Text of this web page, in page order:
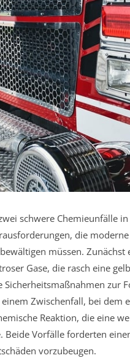
schwere Chemieunfälle
die
müssen.
Gase, die rasch eine
zur
Zwischenfall, bei
Reaktion, die eine
Beide Vorfälle forderten
vorzubeugen.